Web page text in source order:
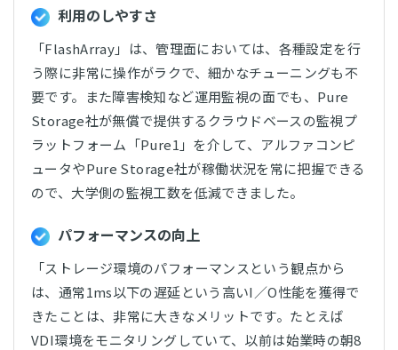
利用のしやすさ
「FlashArray」は、管理面においては、各種設定を行
う際に非常に操作がラクで、細かなチューニングも不
要です。また障害検知など運用監視の面でも、Pure
Storage社が無償で提供するクラウドベースの監視プ
ラットフォーム「Pure1」を介して、アルファコンピ
ュータやPure Storage社が稼働状況を常に把握できる
ので、大学側の監視工数を低減できました。
パフォーマンスの向上
「ストレージ環境のパフォーマンスという観点から
は、通常1ms以下の遅延という高いI／O性能を獲得で
きたことは、非常に大きなメリットです。たとえば
VDI環境をモニタリングしていて、以前は始業時の朝8